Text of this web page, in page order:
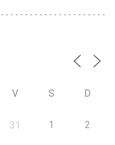
V S D
31 1 2